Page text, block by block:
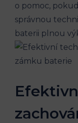
o pomoc,
správnou
baterii plnou